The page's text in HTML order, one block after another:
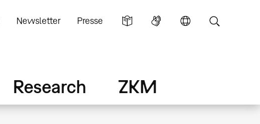
Newsletter Presse
Research ZKM